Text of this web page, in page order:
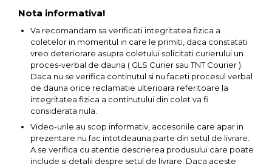
Suruburi si dibluri
Carlige de Ridicare
Dispozitive de Taiat si
Manipulat Sticla
Aeroterme si Ventilatoare
Bormasini & Masini de Gaurit
Compresoare Auto
Masini de Ascutit Burghie
Discuri Fierastrau Circular
Nota informativa!
Va recomandam sa verificati integritatea fizica a
coletelor in momentul in care le primiti, daca constatati
vreo deteriorare asupra coletului solicitati curierului un
proces-verbal de dauna ( GLS Curier sau TNT Courier ).
Daca nu se verifica continutul si nu faceti procesul verbal
de dauna orice reclamatie ulterioara referitoare la
integritatea fizica a continutului din colet va fi
considerata nula.
Video-urile au scop informativ, accesoriile care apar in
prezentare nu fac intotdeauna parte din setul de livrare.
A se verifica cu atentie descrierea produsului care poate
include si detalii despre setul de livrare. Daca aceste